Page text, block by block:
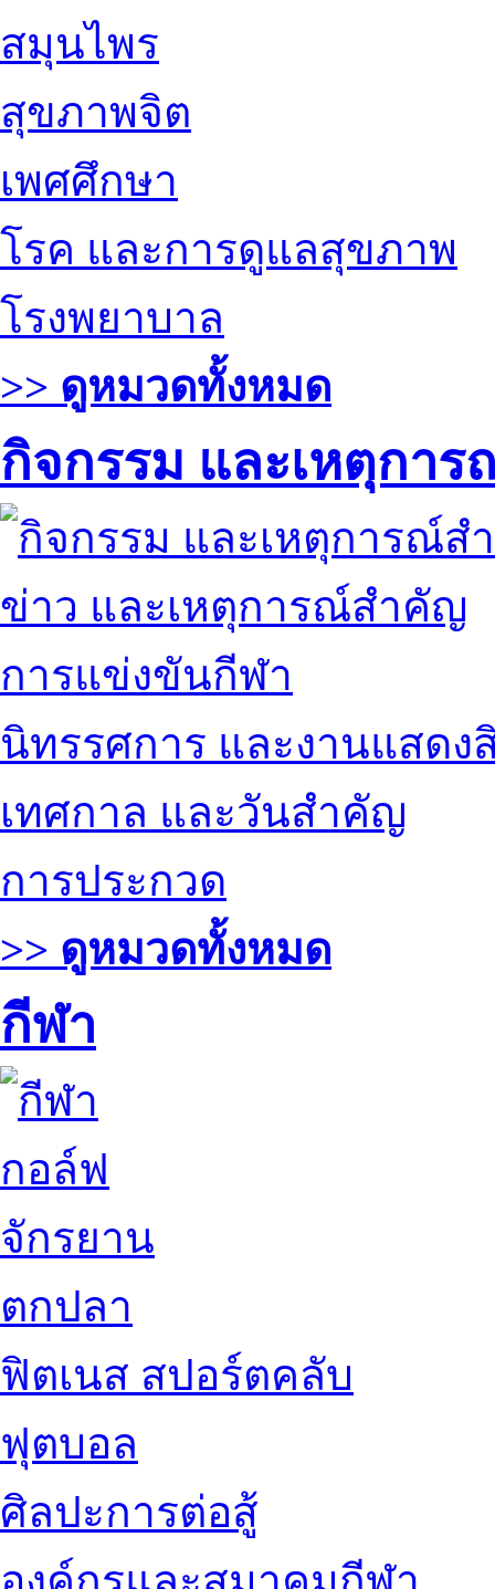
สมุนไพร
สุขภาพจิต
เพศศึกษา
โรค และการดูแลสุขภาพ
โรงพยาบาล
>> ดูหมวดทั้งหมด
กิจกรรม และเหตุกา
ข่าว และเหตุการณ์สำคัญ
การแข่งขันกีฬา
นิทรรศการ และงานแสดง
เทศกาล และวันสำคัญ
การประกวด
>> ดูหมวดทั้งหมด
กีฬา
กอล์ฟ
จักรยาน
ตกปลา
ฟิตเนส สปอร์ตคลับ
ฟุตบอล
ศิลปะการต่อสู้